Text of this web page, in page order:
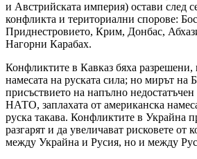
и Австрийската империя) остави след
конфликта и териториални спорове:
Приднестровието, Крим, Донбас,
Нагорни Карабах.
Конфликтите в Кавказ бяха разрешени,
намесата на руската сила; но мирът на
присъствието на напълно
НАТО, заплахата от американска
руска такава. Конфликтите в Украйна
разгарят и да увеличават рисковете от
между Украйна и Русия, но и между